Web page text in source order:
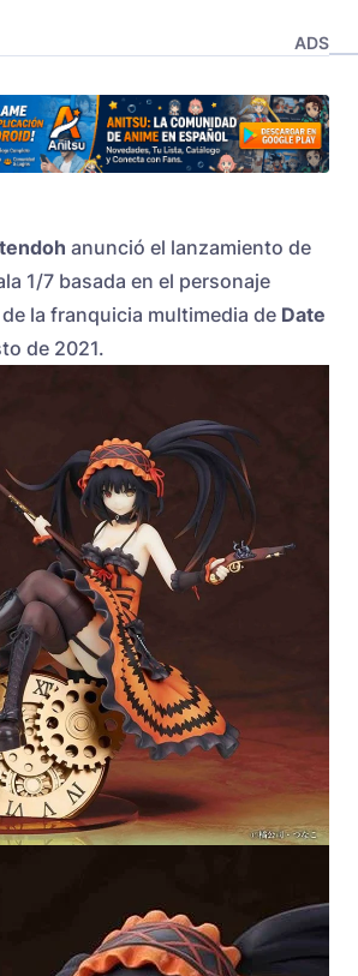
ADS
anunció el lanzamiento de
1/7 basada en el personaje
de la franquicia multimedia de Date
de 2021.